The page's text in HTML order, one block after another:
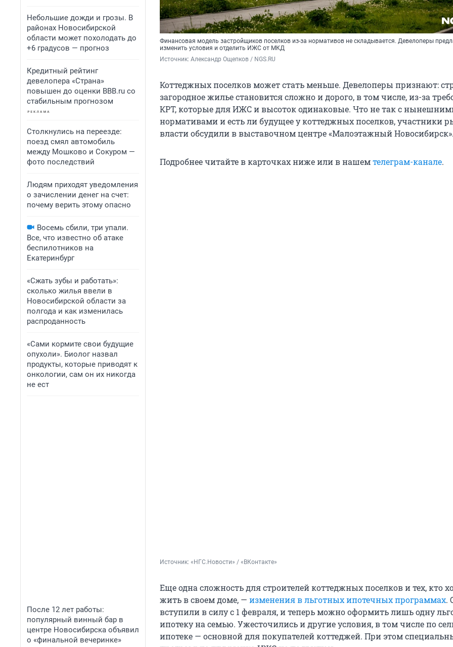
Небольшие дожди и грозы. В
районах Новосибирской
области может похолодать до
+6 градусов — прогноз
Кредитный рейтинг
девелопера «Страна»
повышен до оценки BBB.ru со
стабильным прогнозом
Столкнулись на переезде:
поезд смял автомобиль
между Мошково и Сокуром —
фото последствий
Людям приходят уведомления
о зачислении денег на счет:
почему верить этому опасно
Восемь сбили, три упали.
Все, что известно об атаке
беспилотников на
Екатеринбург
«Сжать зубы и работать»:
сколько жилья ввели в
Новосибирской области за
полгода и как изменилась
распроданность
«Сами кормите свои будущие
опухоли». Биолог назвал
продукты, которые приводят к
онкологии, сам он их никогда
не ест
После 12 лет работы:
популярный винный бар в
центре Новосибирска объявил
о «финальной вечеринке»
Финансовая модель застройщиков поселков из-за нормативов не складывается. Девелоперы
изменить условия и отделить ИЖС от МКД
Источник: Александр Ощепков / NGS.RU
Коттеджных поселков может стать меньше. Девелоперы признают:
загородное жилье становится сложно и дорого, в том числе, из-за
КРТ, которые для ИЖС и высоток одинаковые. Что не так с
нормативами и есть ли будущее у коттеджных поселков, участники
власти обсудили в выставочном центре «Малоэтажный Новосибирск».
Подробнее читайте в карточках ниже или в нашемтелеграм-канале.
Источник: «НГС.Новости» / «ВКонтакте»
Еще одна сложность для строителей коттеджных поселков и тех, кто
жить в своем доме, — изменения в льготных ипотечных программах.
вступили в силу с 1 февраля, и теперь можно оформить лишь одну
ипотеку на семью. Ужесточились и другие условия, в том числе по
ипотеке — основной для покупателей коттеджей. При этом